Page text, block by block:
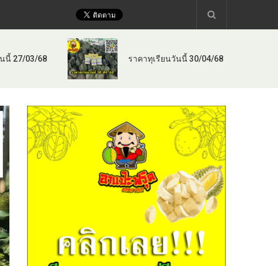
นี้ 27/03/68 ราคาทุเรียนวันนี้ 30/04/68